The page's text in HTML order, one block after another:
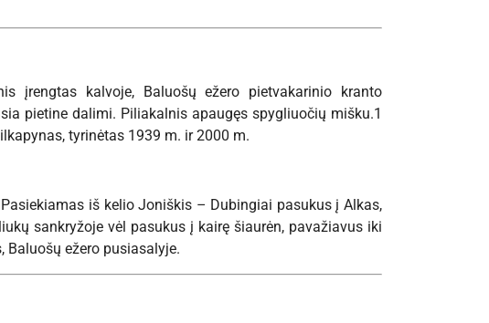
įrengtas kalvoje, Baluošų ežero pietvakarinio kranto
pietine dalimi. Piliakalnis apaugęs spygliuočių mišku.1
tyrinėtas 1939 m. ir 2000 m.
iš kelio Joniškis – Dubingiai pasukus į Alkas,
sankryžoje vėl pasukus į kairę šiaurėn, pavažiavus iki
Baluošų ežero pusiasalyje.